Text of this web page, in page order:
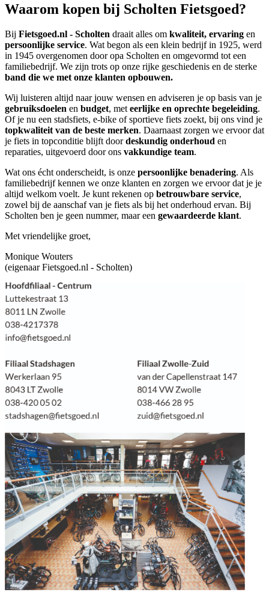
Waarom kopen bij Scholten Fietsgoed?
Bij Fietsgoed.nl - Scholten draait alles om kwaliteit, ervaring en
persoonlijke service. Wat begon als een klein bedrijf in 1925, werd
in 1945 overgenomen door opa Scholten en omgevormd tot een
familiebedrijf. We zijn trots op onze rijke geschiedenis en de sterke
band die we met onze klanten opbouwen.
Wij luisteren altijd naar jouw wensen en adviseren je op basis van je
gebruiksdoelen en budget, meteerlijke en oprechte begeleiding.
Of je nu een stadsfiets, e-bike of sportieve fiets zoekt, bij ons vind je
topkwaliteit van de beste merken. Daarnaast zorgen we ervoor dat
je fiets in topconditie blijft doordeskundig onderhoud en
reparaties, uitgevoerd door ons vakkundige team.
Wat ons écht onderscheidt, is onze persoonlijke benadering. Als
familiebedrijf kennen we onze klanten en zorgen we ervoor dat je je
altijd welkom voelt. Je kunt rekenen op betrouwbare service,
zowel bij de aanschaf van je fiets als bij het onderhoud ervan. Bij
Scholten ben je geen nummer, maar een gewaardeerde klant.
Met vriendelijke groet,
Monique Wouters
(eigenaar Fietsgoed.nl - Scholten)